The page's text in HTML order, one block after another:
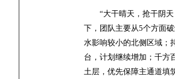
“大干晴天，抢干阴天
下，团队主要从5个方面
水影响较小的北侧区域；
台，计划继续增加；千方
土层，优先保障主通道填